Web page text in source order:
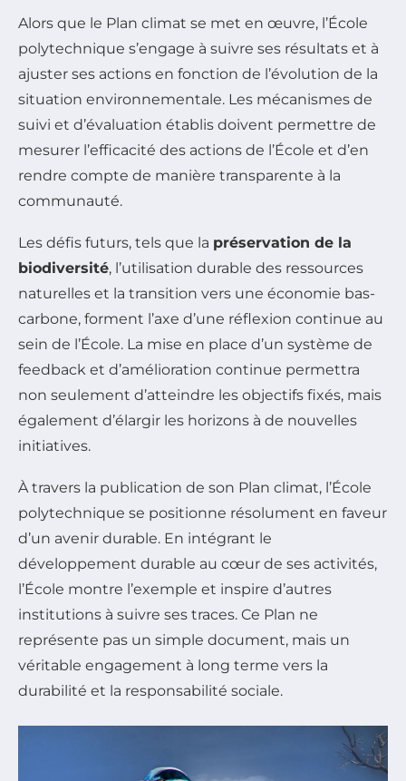
Alors que le Plan climat se met en œuvre, l’École
polytechnique s’engage à suivre ses résultats et à
ajuster ses actions en fonction de l’évolution de la
situation environnementale. Les mécanismes de
suivi et d’évaluation établis doivent permettre de
mesurer l’efficacité des actions de l’École et d’en
rendre compte de manière transparente à la
communauté.
Les défis futurs, tels que la préservation de la
biodiversité, l’utilisation durable des ressources
naturelles et la transition vers une économie bas-
carbone, forment l’axe d’une réflexion continue au
sein de l’École. La mise en place d’un système de
feedback et d’amélioration continue permettra
non seulement d’atteindre les objectifs fixés, mais
également d’élargir les horizons à de nouvelles
initiatives.
À travers la publication de son Plan climat, l’École
polytechnique se positionne résolument en faveur
d’un avenir durable. En intégrant le
développement durable au cœur de ses activités,
l’École montre l’exemple et inspire d’autres
institutions à suivre ses traces. Ce Plan ne
représente pas un simple document, mais un
véritable engagement à long terme vers la
durabilité et la responsabilité sociale.